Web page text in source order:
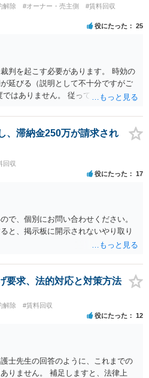
解除 #オーナー・売主側
#賃料回収
役にたった 25
判を起こす必要があります。 時効の
延びる（説明として不十分ですがご
はありません。 従って、理論上は１
、滞納金250万が請求され
回収
役にたった 17
で、個別にお問い合わせください。
と、掲示板に開示されないやり取り
要求、法的対応と対策方法
解除 #賃料回収
役にたった 12
士先生の回答のように、これまでの
りません。 補足しますと、法律上